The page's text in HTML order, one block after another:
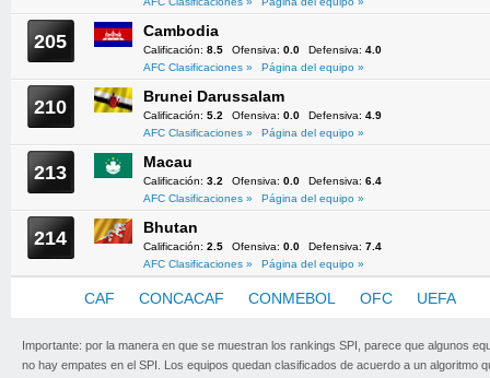
205 Cambodia
Calificación: 8.5 Ofensiva: 0.0 Defensiva: 4.0
AFC Clasificaciones »
Página del equipo »
210 Brunei Darussalam
Calificación: 5.2 Ofensiva: 0.0 Defensiva: 4.9
AFC Clasificaciones »
Página del equipo »
213 Macau
Calificación: 3.2 Ofensiva: 0.0 Defensiva: 6.4
AFC Clasificaciones »
Página del equipo »
214 Bhutan
Calificación: 2.5 Ofensiva: 0.0 Defensiva: 7.4
AFC Clasificaciones »
Página del equipo »
CAF CONCACAF CONMEBOL OFC UEFA
Importante: por la manera en que se muestran los rankings SPI, parece que algunos
no hay empates en el SPI. Los equipos quedan clasificados de acuerdo a un algoritmo